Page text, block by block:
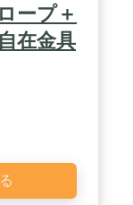
していま
てていない
トン製で、
使用にはお
】 耐久性
プで濃い日
などできま
、登山、バ
は手のひら
こでもキャ
エーション
ープ＋
在金具